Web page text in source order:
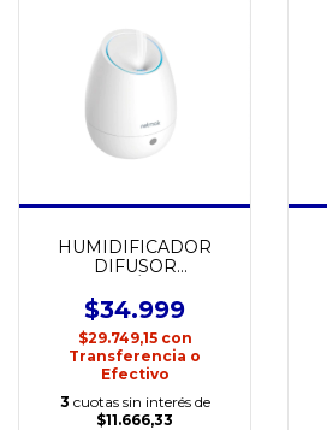
HUMIDIFICADOR
DIFUSOR
COLORES LED
NETMAK NM-DF3
$34.999
$29.749,15 con
Transferencia o
Efectivo
3 cuotas sin interés de
$11.666,33